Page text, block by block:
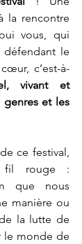
la rencontre
vous, qui
le
c’est-à-
vivant et
genres et les
ce festival,
que nous
manière ou
la lutte de
le monde de